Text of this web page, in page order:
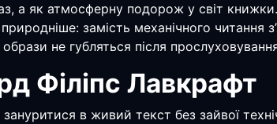
а як атмосферну подорож у світ
замість механічного читання
не губляться після
Філіпс Лавкрафт
в живий текст без зайвої